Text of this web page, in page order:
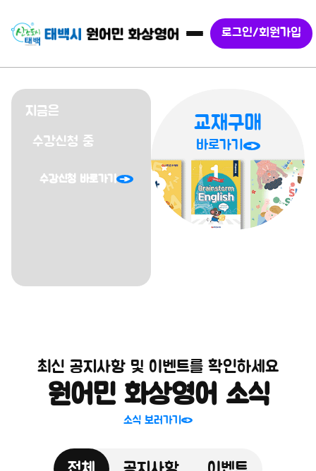
로그인/회원가입
슬라이드 2 / 3
지금은
수강신청 중
수강신청 바로가기
교재구매
바로가기
최신 공지사항 및 이벤트를 확인하세요
원어민 화상영어 소식
소식 보러가기